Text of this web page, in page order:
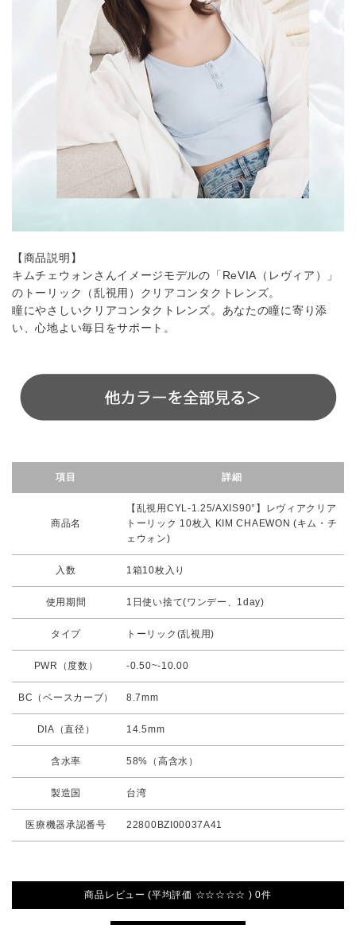
【商品説明】
キムチェウォンさんイメージモデルの「ReVIA（レヴィア）」
のトーリック（乱視用）クリアコンタクトレンズ。
瞳にやさしいクリアコンタクトレンズ。あなたの瞳に寄り添
い、心地よい毎日をサポート。
項目 詳細
商品名
【乱視用CYL-1.25/AXIS90°】レヴィアクリア
トーリック 10枚入 KIM CHAEWON (キム・チ
ェウォン)
入数 1箱10枚入り
使用期間 1日使い捨て(ワンデー、1day)
タイプ トーリック(乱視用)
PWR（度数） -0.50~-10.00
BC（ベースカーブ） 8.7mm
DIA（直径） 14.5mm
含水率 58%（高含水）
製造国 台湾
医療機器承認番号 22800BZI00037A41
商品レビュー (平均評価 ☆☆☆☆☆ ) 0件